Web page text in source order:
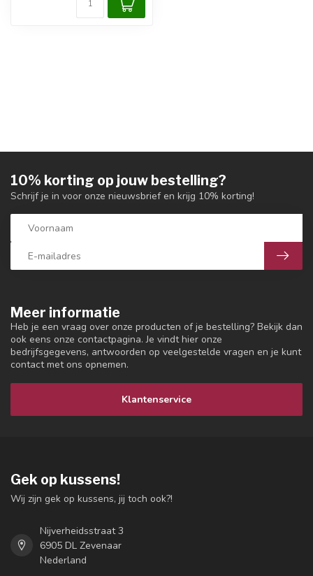
Meer informatie
Heb je een vraag over onze producten of je bestelling? Bekijk dan
ook eens onze contactpagina. Je vindt hier onze
bedrijfsgegevens, antwoorden op veelgestelde vragen en je kunt
contact met ons opnemen.
Klantenservice
10% korting op jouw bestelling?
Schrijf je in voor onze nieuwsbrief en krijg 10% korting!
Gek op kussens!
Wij zijn gek op kussens, jij toch ook?!
Nijverheidsstraat 3
6905 DL Zevenaar
Nederland